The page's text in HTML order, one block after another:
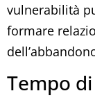
vulnerabilità
formare
Tempo